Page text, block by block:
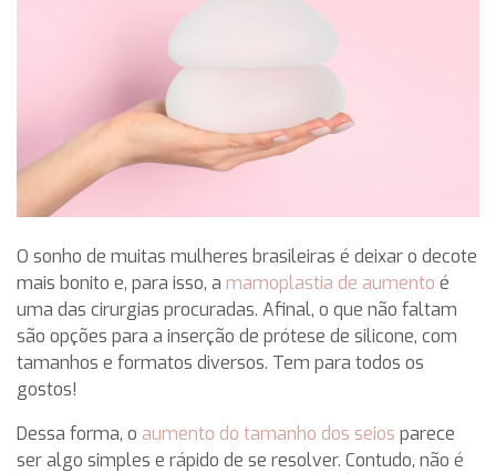
O sonho de muitas mulheres brasileiras é deixar o decote
mais bonito e, para isso, a mamoplastia de aumento é
uma das cirurgias procuradas. Afinal, o que não faltam
são opções para a inserção de prótese de silicone, com
tamanhos e formatos diversos. Tem para todos os
gostos!
Dessa forma, o aumento do tamanho dos seios parece
ser algo simples e rápido de se resolver. Contudo, não é